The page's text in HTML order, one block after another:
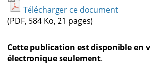
Télécharger ce document
(PDF, 584 Ko, 21 pages)
Cette publication est disponible en
électronique seulement.